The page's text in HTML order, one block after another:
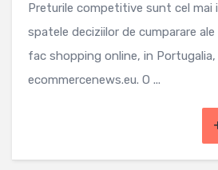
Preturile competitive sunt cel
spatele deciziilor de cumparare
fac shopping online, in
ecommercenews.eu. O ...